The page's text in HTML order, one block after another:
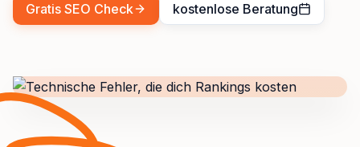
Gratis SEO Check kostenlose Beratung